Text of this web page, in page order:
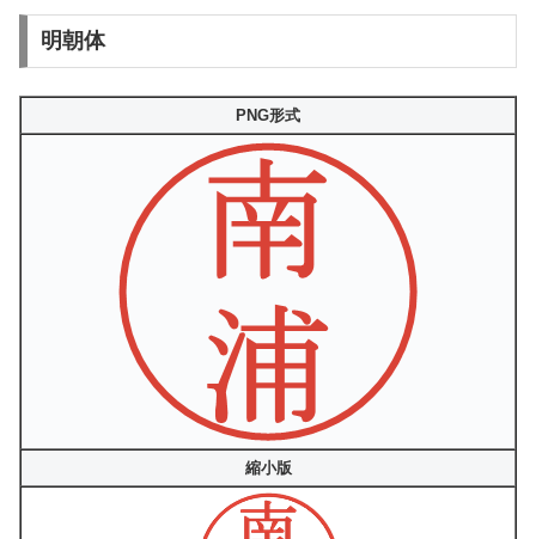
明朝体
PNG形式
縮小版